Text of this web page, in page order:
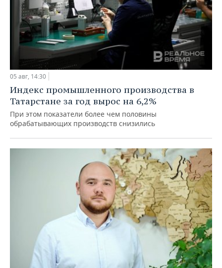
05 авг, 14:30
Индекс промышленного производства в
Татарстане за год вырос на 6,2%
При этом показатели более чем половины
обрабатывающих производств снизились